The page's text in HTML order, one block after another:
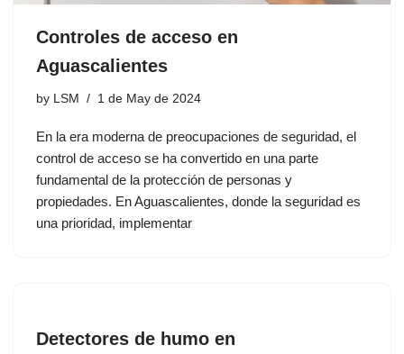
Controles de acceso en
Aguascalientes
by LSM 1 de May de 2024
En la era moderna de preocupaciones de seguridad, el
control de acceso se ha convertido en una parte
fundamental de la protección de personas y
propiedades. En Aguascalientes, donde la seguridad es
una prioridad, implementar
Detectores de humo en